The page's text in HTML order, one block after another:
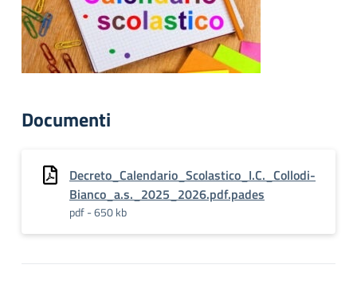
Documenti
Decreto_Calendario_Scolastico_I.C._Collodi-
Bianco_a.s._2025_2026.pdf.pades
pdf - 650 kb